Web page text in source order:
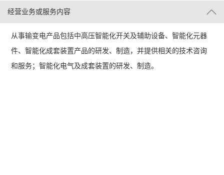
经营业务或服务内容
从事输变电产品包括中高压智能化开关及辅助设备、智能化元器
件、智能化成套装置产品的研发、制造，并提供相关的技术咨询
和服务；智能化电气及成套装置的研发、制造。